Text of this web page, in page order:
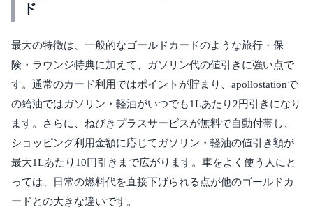
ド
最大の特徴は、一般的なゴールドカードのような旅行・保
険・ラウンジ特典に加えて、ガソリン代の値引きに強い点で
す。通常のカード利用ではポイントが貯まり、apollostationで
の給油ではガソリン・軽油がいつでも1Lあたり2円引きになり
ます。さらに、ねびきプラスサービスが無料で自動付帯し、
ショッピング利用金額に応じてガソリン・軽油の値引き額が
最大1Lあたり10円引きまで広がります。車をよく使う人にと
っては、日常の燃料代を直接下げられる点が他のゴールドカ
ードとの大きな違いです。